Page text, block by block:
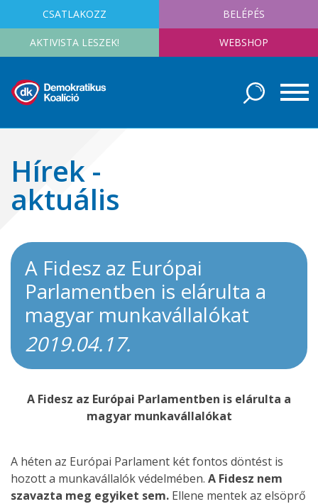
CSATLAKOZZ BELÉPÉS
AKTIVISTA LESZEK! WEBSHOP
Hírek -
aktuális
A Fidesz az Európai
Parlamentben is elárulta a
magyar munkavállalókat
2019.04.17.
A Fidesz az Európai Parlamentben is elárulta a
magyar munkavállalókat
A héten az Európai Parlament két fontos döntést is
hozott a munkavállalók védelmében. A Fidesz nem
szavazta meg egyiket sem. Ellene mentek az elsöprő